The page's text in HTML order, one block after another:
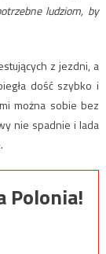
ludziom, by
z jezdni, a
dość szybko i
można sobie bez
nie spadnie i lada
Polonia!